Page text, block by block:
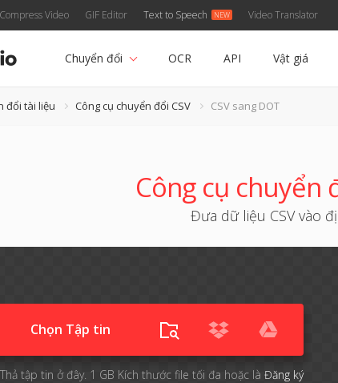
Compress Video GIF Editor Text to Speech Video Translator
Chuyển đổi OCR API Vật giá
đổi tài liệu Công cụ chuyển đổi CSV CSV sang DOT
Công cụ chuyển
Đưa dữ liệu CSV vào
Chọn Tập tin
Thả tập tin ở đây. 1 GB Kích thước file tối đa hoặc là Đăng ký